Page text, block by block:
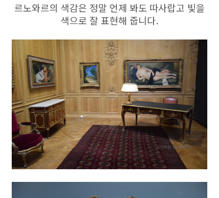
르노와르의 색감은 정말 언제 봐도 따사랍고 빛을
색으로 잘 표현해 줍니다.